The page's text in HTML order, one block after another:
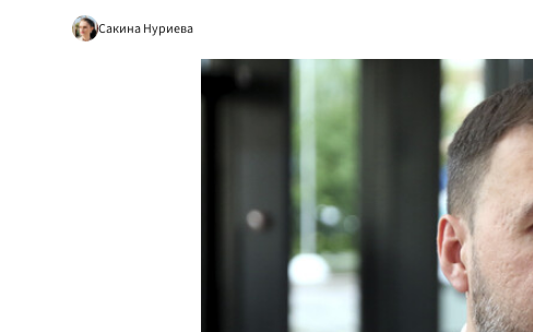
Сакина Нуриева